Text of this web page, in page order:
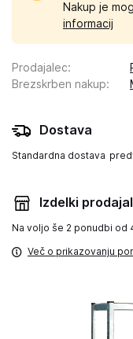
Nakup je
informacij
Prodajalec:
Brezskrben nakup:
Dostava
Standardna dostava
Izdelki
Na voljo še 2 ponudbi od
Več o prikazovanju